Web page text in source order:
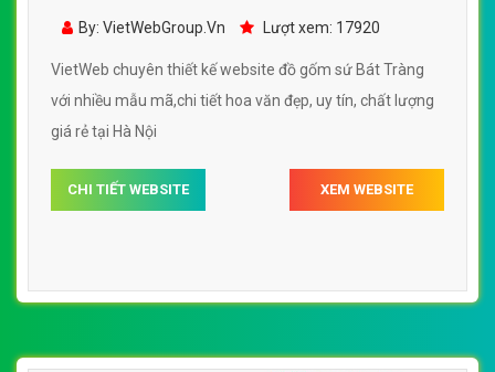
sứ Bát Tràng với nhiều mẫu mã,chi tiết hoa
By: VietWebGroup.Vn Lượt xem: 17920
VietWeb chuyên thiết kế website đồ gốm sứ Bát Tràng
với nhiều mẫu mã,chi tiết hoa văn đẹp, uy tín, chất lượng
giá rẻ tại Hà Nội
CHI TIẾT WEBSITE XEM WEBSITE